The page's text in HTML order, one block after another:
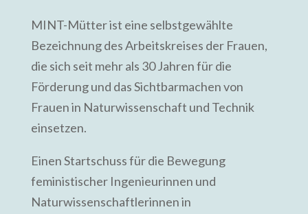
MINT-Mütter ist eine selbstgewählte
Bezeichnung des Arbeitskreises der Frauen,
die sich seit mehr als 30 Jahren für die
Förderung und das Sichtbarmachen von
Frauen in Naturwissenschaft und Technik
einsetzen.
Einen Startschuss für die Bewegung
feministischer Ingenieurinnen und
Naturwissenschaftlerinnen in